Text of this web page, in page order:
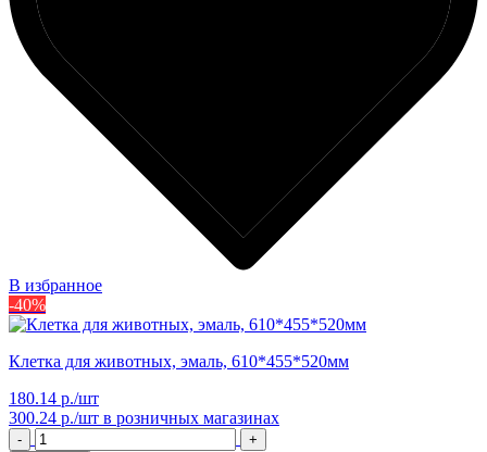
В избранное
-40%
Клетка для животных, эмаль, 610*455*520мм
180.14 р./шт
300.24 р./шт в розничных магазинах
-
+